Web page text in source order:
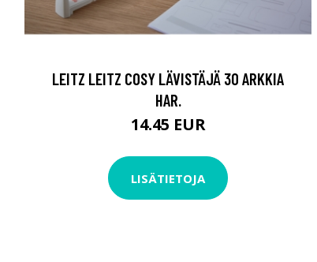
LEITZ LEITZ COSY LÄVISTÄJÄ 30 ARKKIA
HAR.
14.45 EUR
LISÄTIETOJA